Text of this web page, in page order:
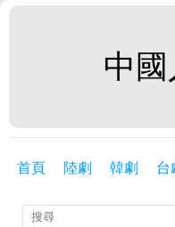
中
首頁 陸劇 韓劇 台